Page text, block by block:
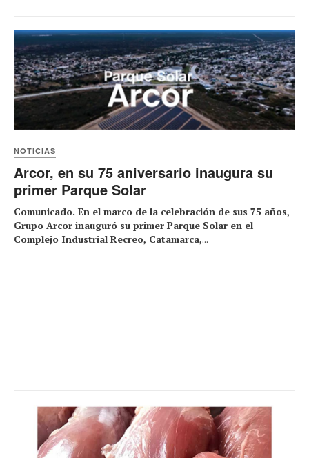
NOTICIAS
Arcor, en su 75 aniversario inaugura su
primer Parque Solar
Comunicado. En el marco de la celebración de sus 75 años,
Grupo Arcor inauguró su primer Parque Solar en el
Complejo Industrial Recreo, Catamarca,...